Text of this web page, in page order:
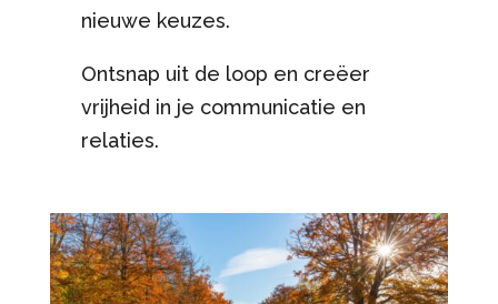
nieuwe keuzes.
Ontsnap uit de loop en creëer
vrijheid in je communicatie en
relaties.